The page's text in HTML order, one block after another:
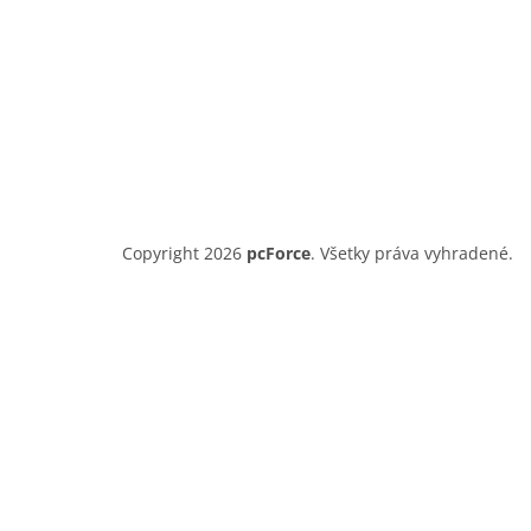
Copyright 2026 pcForce. Všetky práva vyhradené.